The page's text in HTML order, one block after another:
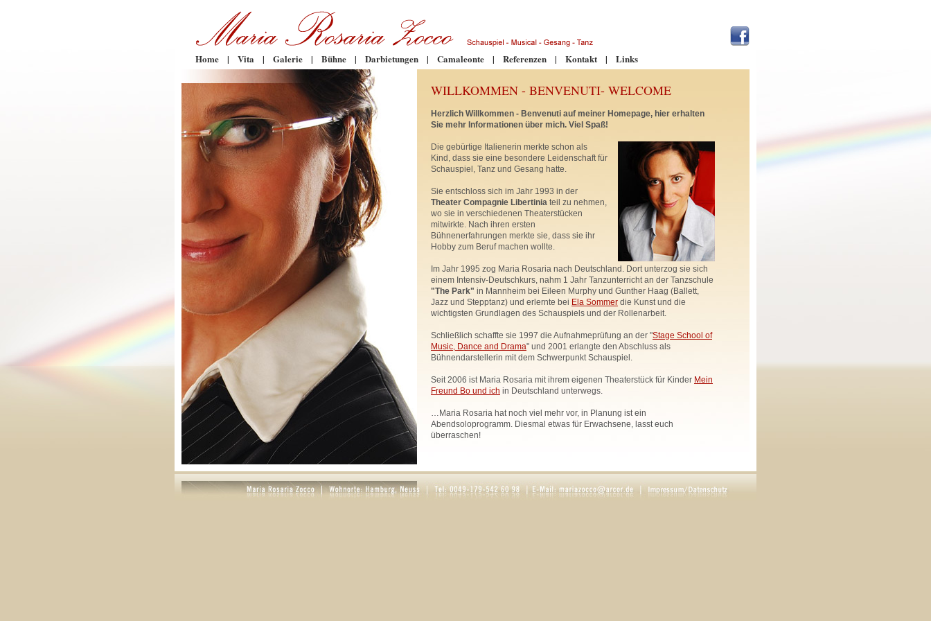
Home | Vita | Galerie | Bühne | Darbietungen | Camaleonte | Referenzen | Kontakt | Links
WILLKOMMEN - BENVENUTI- WELCOME
Herzlich Willkommen - Benvenuti auf meiner Homepage, hier erhalten
Sie mehr Informationen über mich. Viel Spaß!
Die gebürtige Italienerin merkte schon als
Kind, dass sie eine besondere Leidenschaft für
Schauspiel, Tanz und Gesang hatte.
Sie entschloss sich im Jahr 1993 in der
Theater Compagnie Libertinia teil zu nehmen,
wo sie in verschiedenen Theaterstücken
mitwirkte. Nach ihren ersten
Bühnenerfahrungen merkte sie, dass sie ihr
Hobby zum Beruf machen wollte.
Im Jahr 1995 zog Maria Rosaria nach Deutschland. Dort unterzog sie sich
einem Intensiv-Deutschkurs, nahm 1 Jahr Tanzunterricht an der Tanzschule
"The Park" in Mannheim bei Eileen Murphy und Gunther Haag (Ballett,
Jazz und Stepptanz) und erlernte bei Ela Sommer die Kunst und die
wichtigsten Grundlagen des Schauspiels und der Rollenarbeit.
Schließlich schaffte sie 1997 die Aufnahmeprüfung an der "Stage School of
Music, Dance and Drama" und 2001 erlangte den Abschluss als
Bühnendarstellerin mit dem Schwerpunkt Schauspiel.
Seit 2006 ist Maria Rosaria mit ihrem eigenen Theaterstück für Kinder Mein
Freund Bo und ich in Deutschland unterwegs.
…Maria Rosaria hat noch viel mehr vor, in Planung ist ein
Abendsoloprogramm. Diesmal etwas für Erwachsene, lasst euch
überraschen!